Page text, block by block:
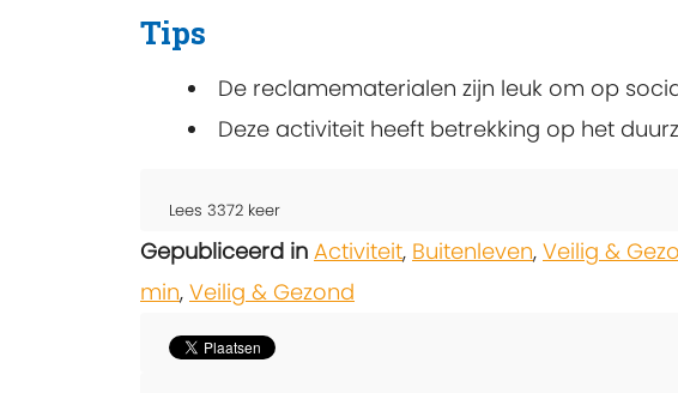
Tips
De reclamematerialen zijn leuk om op
Deze activiteit heeft betrekking op het
Lees 3372 keer
Gepubliceerd in Activiteit, Buitenleven, Veilig &
min, Veilig & Gezond